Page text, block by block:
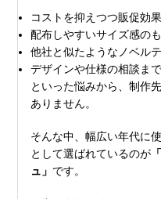
コストを抑えつつ販促効
配布しやすいサイズ感の
他社と似たようなノベル
デザインや仕様の相談ま
といった悩みから、制作
ありません。
そんな中、幅広い年代に
として選ばれているのが
ュ」 です。